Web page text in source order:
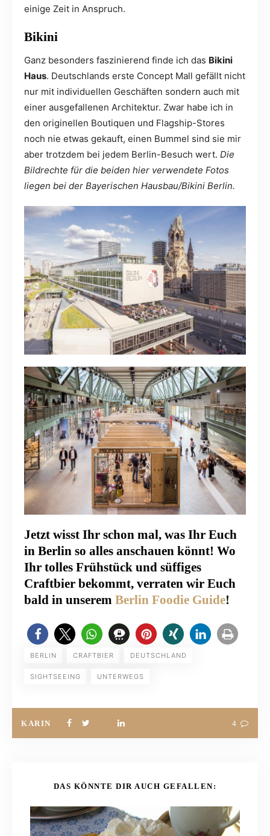
einige Zeit in Anspruch.
Bikini
Ganz besonders faszinierend finde ich das Bikini
Haus. Deutschlands erste Concept Mall gefällt nicht
nur mit individuellen Geschäften sondern auch mit
einer ausgefallenen Architektur. Zwar habe ich in
den originellen Boutiquen und Flagship-Stores
noch nie etwas gekauft, einen Bummel sind sie mir
aber trotzdem bei jedem Berlin-Besuch wert. Die
Bildrechte für die beiden hier verwendete Fotos
liegen bei der Bayerischen Hausbau/Bikini Berlin.
Jetzt wisst Ihr schon mal, was Ihr Euch
in Berlin so alles anschauen könnt! Wo
Ihr tolles Frühstück und süffiges
Craftbier bekommt, verraten wir Euch
bald in unserem Berlin Foodie Guide!
BERLIN CRAFTBIER DEUTSCHLAND
SIGHTSEEING UNTERWEGS
KARIN 4
DAS KÖNNTE DIR AUCH GEFALLEN: